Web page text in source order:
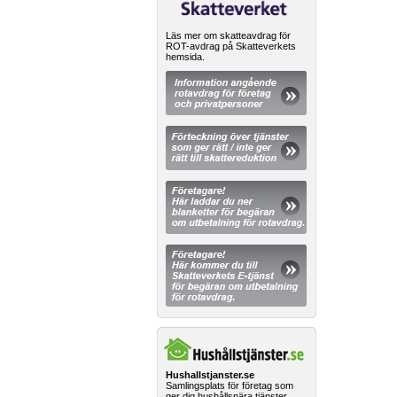
Läs mer om skatteavdrag för
ROT-avdrag på Skatteverkets
hemsida.
Hushallstjanster.se
Samlingsplats för företag som